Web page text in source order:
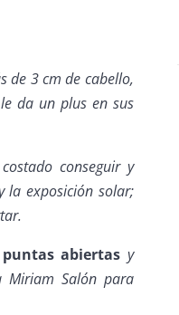
de 3 cm de cabello,
da un plus en sus
conseguir y
la exposición solar;
abiertas y
Miriam Salón para